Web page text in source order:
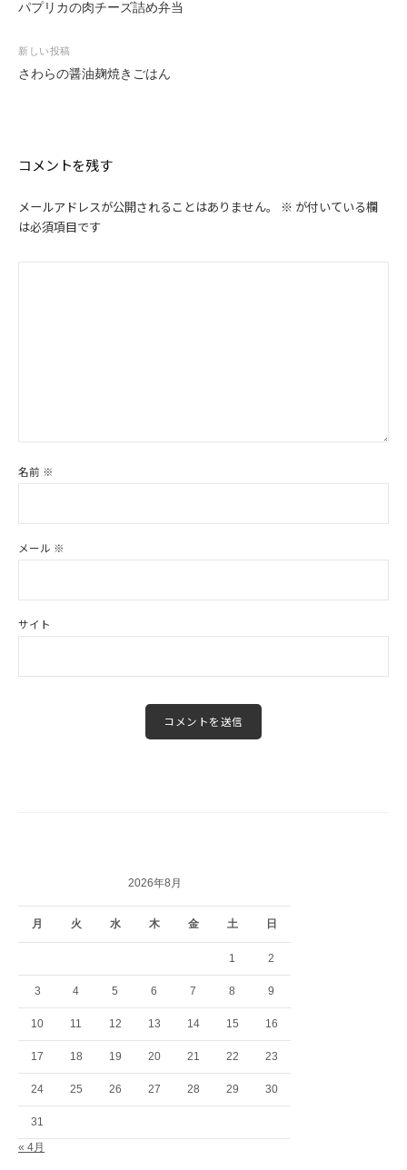
稿
ビ
ゲ
ン
パプリカの肉チーズ詰め弁当
新しい投稿
さわらの醤油麹焼きごはん
コメントを残す
メールアドレスが公開されることはありません。 ※ が付いている欄
は必須項目です
名前 ※
メール ※
サイト
2026年8月
月 火 水 木 金 土 日
1 2
3 4 5 6 7 8 9
10 11 12 13 14 15 16
17 18 19 20 21 22 23
24 25 26 27 28 29 30
31
« 4月